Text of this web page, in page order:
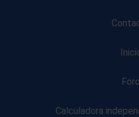
Foro
Calculadora